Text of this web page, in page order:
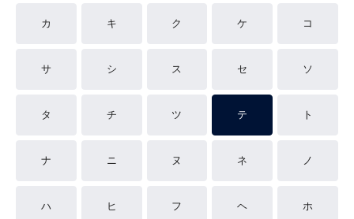
カ キ ク ケ コ
サ シ ス セ ソ
タ チ ツ テ ト
ナ ニ ヌ ネ ノ
ハ ヒ フ ヘ ホ